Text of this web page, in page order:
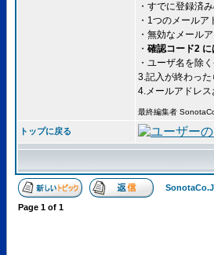
・すでに登録済
・1つのメールア
・無効なメール
・ 確認コード2
・ユーザ名を除
3.記入が終わった
4.メールアドレ
最終編集者
トップに戻る
Page 1 of 1